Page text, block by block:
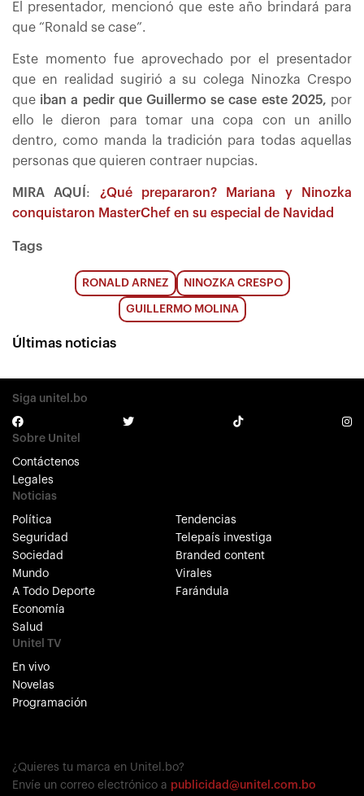
El presentador, mencionó que este año brindará para
que “Ronald se case”.
Este momento fue aprovechado por el presentador
que en realidad sugirió a su colega Ninozka Crespo
que iban a pedir que Guillermo se case este 2025, por
ello le dieron para tomar una copa con un anillo
dentro, como manda la tradición para todas aquellas
personas que quieren contraer nupcias.
MIRA AQUÍ : ¿Qué prepararon? Mariana y Ninozka
conquistaron MasterChef en su especial de Navidad
Tags
RONALD ARNEZ NINOZKA CRESPO
GUILLERMO MOLINA
Últimas noticias
Siga unitel.bo
Sobre Unitel
Contáctenos
Legales
Noticias
Política
Seguridad
Sociedad
Mundo
A Todo Deporte
Economía
Salud
Tendencias
Telepaís investiga
Branded content
Virales
Farándula
Unitel TV
En vivo
Novelas
Programación
¿Quieres tu marca en Unitel.bo?
Envíe un correo electrónico a publicidad@unitel.com.bo